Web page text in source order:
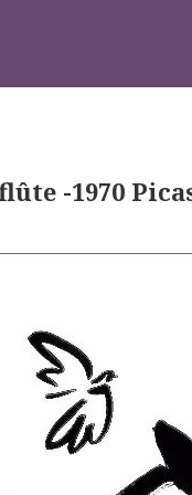
-1970